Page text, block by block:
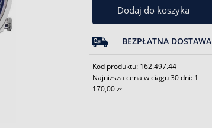
Dodaj do koszyka
BEZPŁATNA DOSTAWA
Kod produktu: 162.497.44
Najniższa cena w ciągu 30 dni: 1
170,00 zł